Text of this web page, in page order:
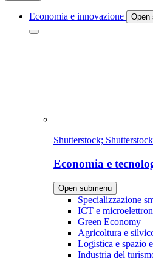
Economia e innovazione Open
Shutterstock; Shutterstock
Economia e
Open submenu
Specializzazione
ICT e
Green Economy
Agricoltura e
Logistica e spazio
Industria del